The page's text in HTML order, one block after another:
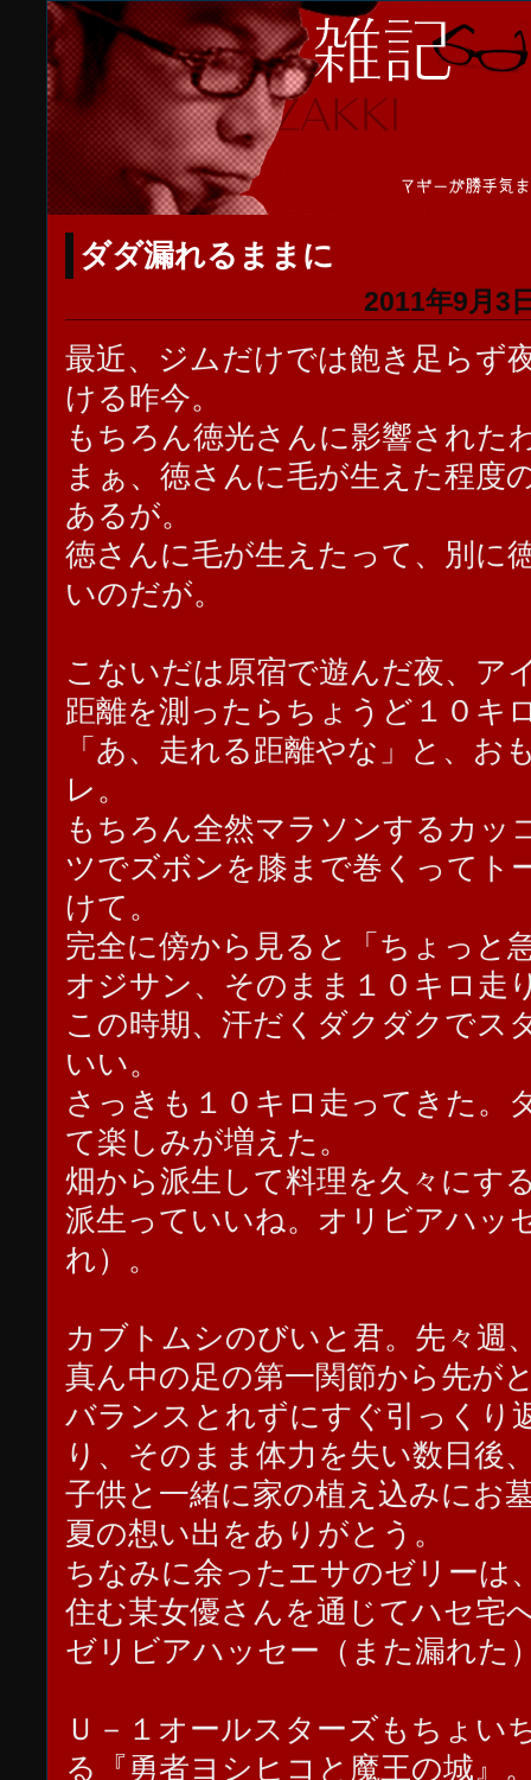
ダダ漏れるままに
2011年9月3
最近、ジムだけでは飽き足らず
ける昨今。
もちろん徳光さんに影響された
まぁ、徳さんに毛が生えた程度
あるが。
徳さんに毛が生えたって、別に
いのだが。
こないだは原宿で遊んだ夜、ア
距離を測ったらちょうど１０キ
「あ、走れる距離やな」と、お
レ。
もちろん全然マラソンするカッ
ツでズボンを膝まで巻くってト
けて。
完全に傍から見ると「ちょっと
オジサン、そのまま１０キロ走
この時期、汗だくダクダクでス
いい。
さっきも１０キロ走ってきた。
て楽しみが増えた。
畑から派生して料理を久々にす
派生っていいね。オリビアハッ
れ）。
カブトムシのびいと君。先々週
真ん中の足の第一関節から先が
バランスとれずにすぐ引っくり
り、そのまま体力を失い数日後
子供と一緒に家の植え込みにお
夏の想い出をありがとう。
ちなみに余ったエサのゼリーは
住む某女優さんを通じてハセ宅
ゼリビアハッセー（また漏れた
Ｕ－１オールスターズもちょい
る『勇者ヨシヒコと魔王の城』